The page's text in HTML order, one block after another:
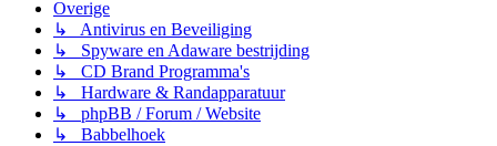
Overige
↳ Antivirus en Beveiliging
↳ Spyware en Adaware bestrijding
↳ CD Brand Programma's
↳ Hardware & Randapparatuur
↳ phpBB / Forum / Website
↳ Babbelhoek